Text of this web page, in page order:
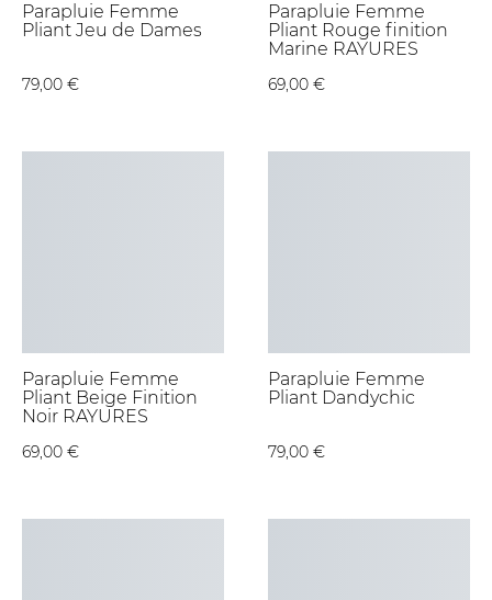
Parapluie Femme
Pliant Jeu de Dames
79,00 €
Parapluie Femme
Pliant Rouge finition
Marine RAYURES
69,00 €
Parapluie Femme
Pliant Beige Finition
Noir RAYURES
69,00 €
Parapluie Femme
Pliant Dandychic
79,00 €